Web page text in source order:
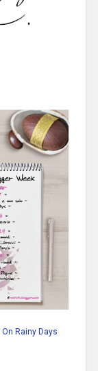
On Rainy Days